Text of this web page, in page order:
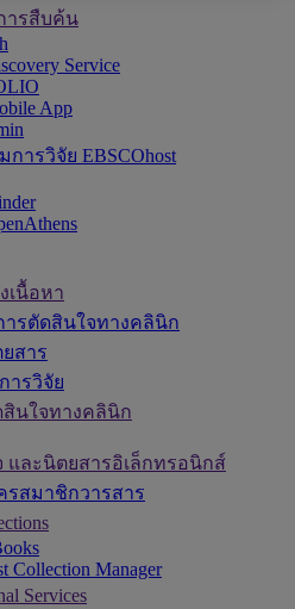
ารสืบค้น
Service
App
ารวิจัย EBSCOhost
เนื้อหา
ารตัดสินใจทางคลินิก
สาร
ารวิจัย
นใจทางคลินิก
และนิตยสารอิเล็กทรอนิกส์
รสมาชิกวารสาร
Collection Manager
Services